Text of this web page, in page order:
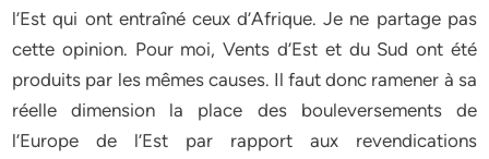
l’Est qui ont entraîné ceux d’Afrique. Je ne partage pas
cette opinion. Pour moi, Vents d’Est et du Sud ont été
produits par les mêmes causes. Il faut donc ramener à sa
réelle dimension la place des bouleversements de
l’Europe de l’Est par rapport aux revendications